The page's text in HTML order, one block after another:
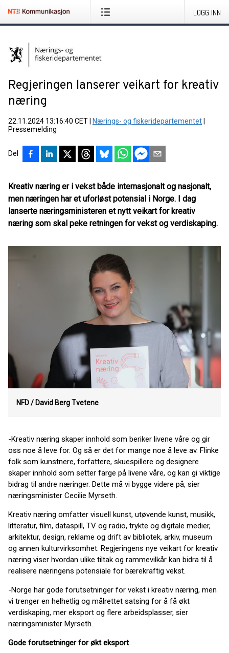
LOGG INN
Regjeringen lanserer veikart for kreativ
næring
22.11.2024 13:16:40 CET Nærings- og fiskeridepartementet
Pressemelding
Del
Kreativ næring er i vekst både internasjonalt og nasjonalt,
men næringen har et uforløst potensial i Norge. I dag
lanserte næringsministeren et nytt veikart for kreativ
næring som skal peke retningen for vekst og verdiskaping.
NFD / David Berg Tvetene
-Kreativ næring skaper innhold som beriker livene våre og gir
oss noe å leve for. Og så er det for mange noe å leve av. Flinke
folk som kunstnere, forfattere, skuespillere og designere
skaper innhold som setter farge på livene våre, og kan gi viktige
bidrag til andre næringer. Dette må vi bygge videre på, sier
næringsminister Cecilie Myrseth.
Kreativ næring omfatter visuell kunst, utøvende kunst, musikk,
litteratur, film, dataspill, TV og radio, trykte og digitale medier,
arkitektur, design, reklame og drift av bibliotek, arkiv, museum
og annen kulturvirksomhet. Regjeringens nye veikart for kreativ
næring viser hvordan ulike tiltak og rammevilkår kan bidra til å
realisere næringens potensiale for bærekraftig vekst.
-Norge har gode forutsetninger for vekst i kreativ næring, men
vi trenger en helhetlig og målrettet satsing for å få økt
verdiskaping, mer eksport og flere arbeidsplasser, sier
næringsminister Myrseth.
Gode forutsetninger for økt eksport